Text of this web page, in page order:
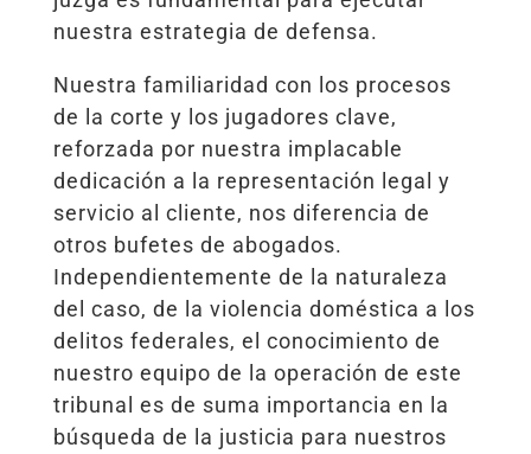
nuestra estrategia de defensa.
Nuestra familiaridad con los procesos
de la corte y los jugadores clave,
reforzada por nuestra implacable
dedicación a la representación legal y
servicio al cliente, nos diferencia de
otros bufetes de abogados.
Independientemente de la naturaleza
del caso, de la violencia doméstica a los
delitos federales, el conocimiento de
nuestro equipo de la operación de este
tribunal es de suma importancia en la
búsqueda de la justicia para nuestros